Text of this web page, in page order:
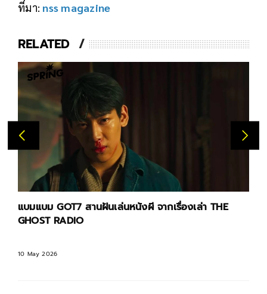
ที่มา: nss magazine
RELATED
แบมแบม GOT7 สานฝันเล่นหนังผี จากเรื่องเล่า THE
GHOST RADIO
10 May 2026